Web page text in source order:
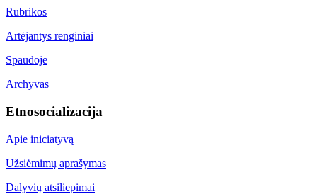
Rubrikos
Artėjantys renginiai
Spaudoje
Archyvas
Etnosocializacija
Apie iniciatyvą
Užsiėmimų aprašymas
Dalyvių atsiliepimai